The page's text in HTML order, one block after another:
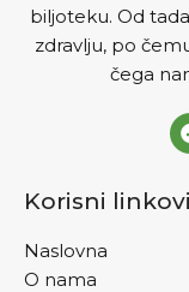
biljoteku. Od
zdravlju, po
čega
Korisni linkovi
Naslovna
O nama